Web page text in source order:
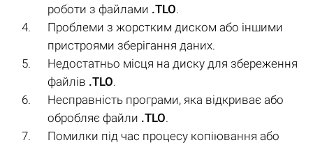
роботи з файлами .TLO.
Проблеми з жорстким диском або іншими
пристроями зберігання даних.
Недостатньо місця на диску для збереження
файлів .TLO.
Несправність програми, яка відкриває або
обробляє файли .TLO.
Помилки під час процесу копіювання або